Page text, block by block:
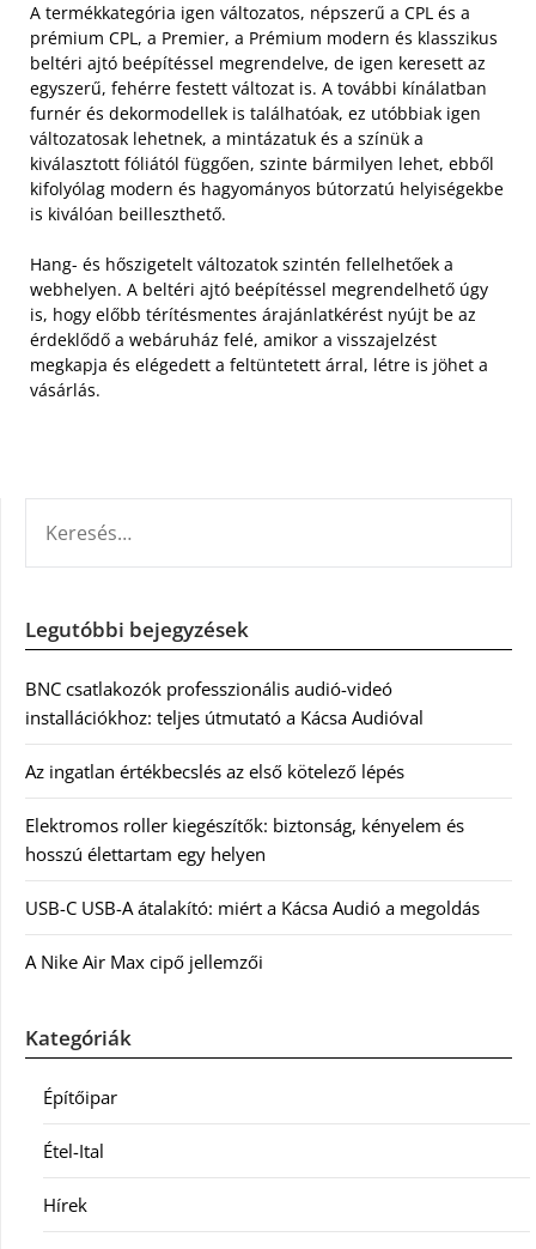
A termékkategória igen változatos, népszerű a CPL és a
prémium CPL, a Premier, a Prémium modern és klasszikus
beltéri ajtó beépítéssel megrendelve, de igen keresett az
egyszerű, fehérre festett változat is. A további kínálatban
furnér és dekormodellek is találhatóak, ez utóbbiak igen
változatosak lehetnek, a mintázatuk és a színük a
kiválasztott fóliától függően, szinte bármilyen lehet, ebből
kifolyólag modern és hagyományos bútorzatú helyiségekbe
is kiválóan beilleszthető.
Hang- és hőszigetelt változatok szintén fellelhetőek a
webhelyen. A beltéri ajtó beépítéssel megrendelhető úgy
is, hogy előbb térítésmentes árajánlatkérést nyújt be az
érdeklődő a webáruház felé, amikor a visszajelzést
megkapja és elégedett a feltüntetett árral, létre is jöhet a
vásárlás.
Legutóbbi bejegyzések
BNC csatlakozók professzionális audió-videó
installációkhoz: teljes útmutató a Kácsa Audióval
Az ingatlan értékbecslés az első kötelező lépés
Elektromos roller kiegészítők: biztonság, kényelem és
hosszú élettartam egy helyen
USB-C USB-A átalakító: miért a Kácsa Audió a megoldás
A Nike Air Max cipő jellemzői
Kategóriák
Építőipar
Étel-Ital
Hírek